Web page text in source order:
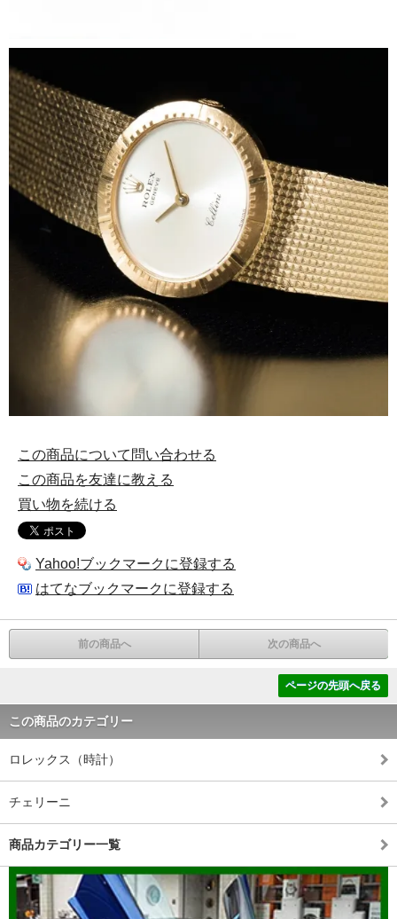
この商品について問い合わせる
この商品を友達に教える
買い物を続ける
Yahoo!ブックマークに登録する
はてなブックマークに登録する
前の商品へ 次の商品へ
ページの先頭へ戻る
この商品のカテゴリー
ロレックス（時計）
チェリーニ
商品カテゴリー一覧